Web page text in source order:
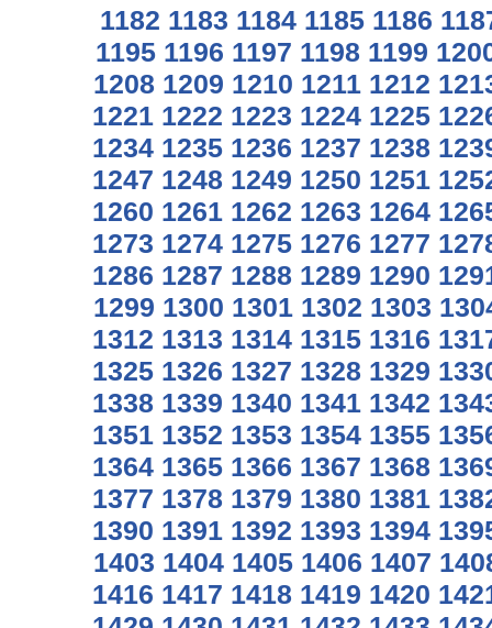
1182 1183 1184 1185 1186
1195 1196 1197 1198 1199
1208 1209 1210 1211 1212
1221 1222 1223 1224 1225
1234 1235 1236 1237 1238
1247 1248 1249 1250 1251
1260 1261 1262 1263 1264
1273 1274 1275 1276 1277
1286 1287 1288 1289 1290
1299 1300 1301 1302 1303
1312 1313 1314 1315 1316
1325 1326 1327 1328 1329
1338 1339 1340 1341 1342
1351 1352 1353 1354 1355
1364 1365 1366 1367 1368
1377 1378 1379 1380 1381
1390 1391 1392 1393 1394
1403 1404 1405 1406 1407
1416 1417 1418 1419 1420